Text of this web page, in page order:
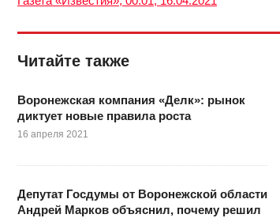
Читайте также
Воронежская компания «Делк»: рынок
диктует новые правила роста
16 апреля 2021
Депутат Госдумы от Воронежской области
Андрей Марков объяснил, почему решил